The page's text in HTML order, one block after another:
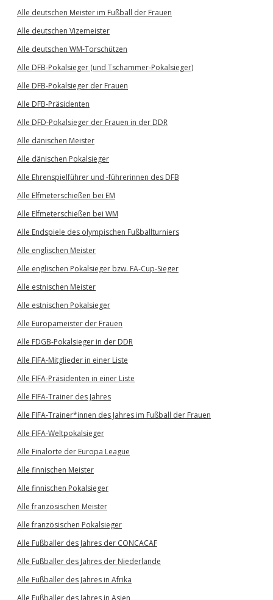
Alle deutschen Meister im Fußball der Frauen
Alle deutschen Vizemeister
Alle deutschen WM-Torschützen
Alle DFB-Pokalsieger (und Tschammer-Pokalsieger)
Alle DFB-Pokalsieger der Frauen
Alle DFB-Präsidenten
Alle DFD-Pokalsieger der Frauen in der DDR
Alle dänischen Meister
Alle dänischen Pokalsieger
Alle Ehrenspielführer und -führerinnen des DFB
Alle Elfmeterschießen bei EM
Alle Elfmeterschießen bei WM
Alle Endspiele des olympischen Fußballturniers
Alle englischen Meister
Alle englischen Pokalsieger bzw. FA-Cup-Sieger
Alle estnischen Meister
Alle estnischen Pokalsieger
Alle Europameister der Frauen
Alle FDGB-Pokalsieger in der DDR
Alle FIFA-Mitglieder in einer Liste
Alle FIFA-Präsidenten in einer Liste
Alle FIFA-Trainer des Jahres
Alle FIFA-Trainer*innen des Jahres im Fußball der Frauen
Alle FIFA-Weltpokalsieger
Alle Finalorte der Europa League
Alle finnischen Meister
Alle finnischen Pokalsieger
Alle französischen Meister
Alle französischen Pokalsieger
Alle Fußballer des Jahres der CONCACAF
Alle Fußballer des Jahres der Niederlande
Alle Fußballer des Jahres in Afrika
Alle Fußballer des Jahres in Asien